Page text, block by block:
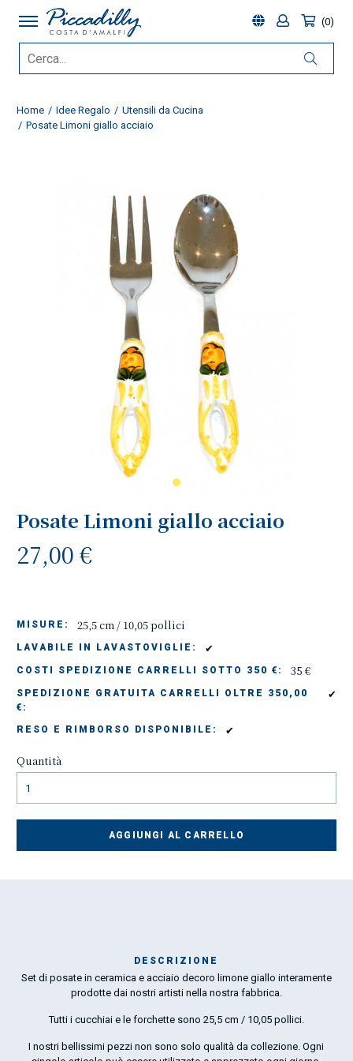
0
Home Idee Regalo
Utensili da Cucina
Posate Limoni giallo acciaio
Posate Limoni giallo acciaio
27,00 €
MISURE: 25,5 cm / 10,05 pollici
LAVABILE IN LAVASTOVIGLIE: ✔
COSTI SPEDIZIONE CARRELLI SOTTO 350 €: 35 €
SPEDIZIONE GRATUITA CARRELLI OLTRE 350,00
€:
✔
RESO E RIMBORSO DISPONIBILE: ✔
Quantità
AGGIUNGI AL CARRELLO
DESCRIZIONE
Set di posate in ceramica e acciaio decoro limone giallo interamente
prodotte dai nostri artisti nella nostra fabbrica.
Tutti i cucchiai e le forchette sono 25,5 cm / 10,05 pollici.
I nostri bellissimi pezzi non sono solo qualità da collezione. Ogni